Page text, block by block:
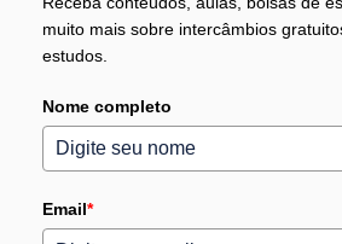
muito mais sobre intercâmbios
estudos.
Nome completo
Email*